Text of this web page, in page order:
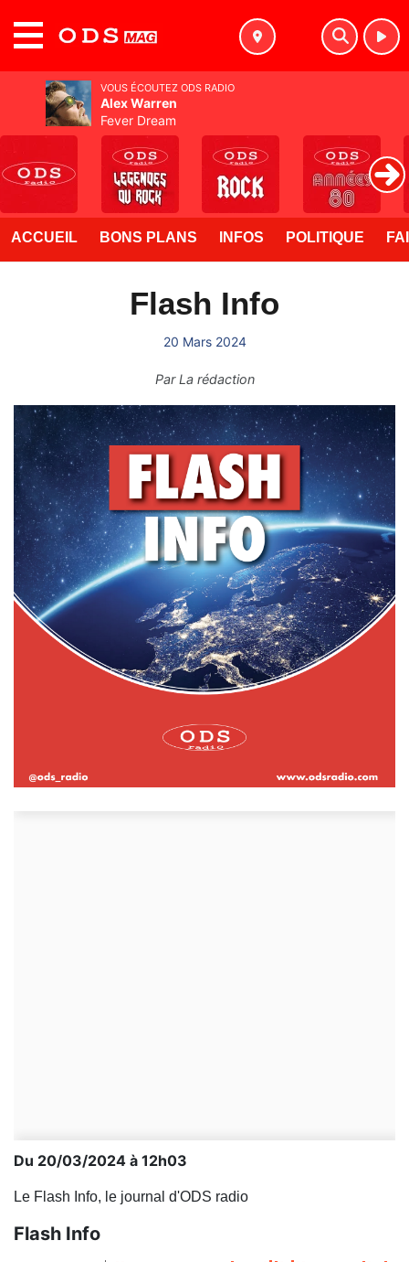
ACCUEIL BONS PLANS INFOS POLITIQUE
Flash Info
20 Mars 2024
ParLa rédaction
Du 20/03/2024 à 12h03
Le Flash Info, le journal d'ODS radio
Flash Info
VOUS ÉCOUTEZ ODS RADIO
Alex Warren
Fever Dream